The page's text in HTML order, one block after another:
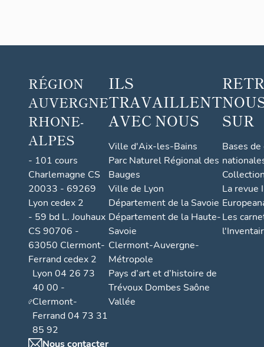
RÉGION
AUVERGNE
RHONE-
ALPES
- 101 cours
Charlemagne CS
20033 - 69269
Lyon cedex 2
- 59 bd L. Jouhaux
CS 90706 -
63050 Clermont-
Ferrand cedex 2
Lyon 04 26 73
40 00 -
Clermont-
Ferrand 04 73 31
85 92
Nous contacter
ILS
TRAVAILLENT
AVEC NOUS
Ville d'Aix-les-Bains
Parc Naturel Régional des
Bauges
Ville de Lyon
Département de la Savoie
Département de la Haute-
Savoie
Clermont-Auvergne-
Métropole
Pays d’art et d’histoire de
Trévoux Dombes Saône
Vallée
SUR
Bases
La revue
Les